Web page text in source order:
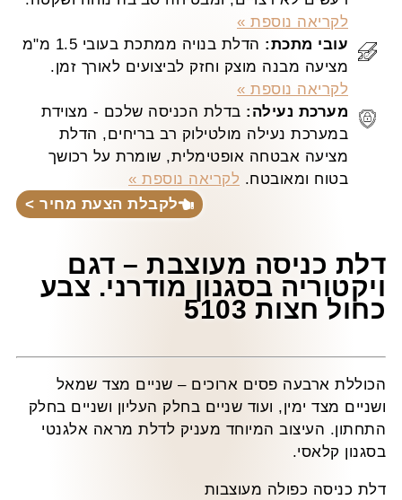
לקריאה נוספת »
עובי מתכת:
הדלת בנויה ממתכת בעובי 1.5 מ"מ
מציעה מבנה מוצק וחזק לביצועים לאורך זמן.
לקריאה נוספת »
מערכת נעילה:בדלת הכניסה שלכם - מצוידת
במערכת נעילה מולטילוק רב בריחים, הדלת
מציעה אבטחה אופטימלית, שומרת על רכושך
בטוח ומאובטח.לקריאה נוספת »
לקבלת הצעת מחיר >
כניסה מעוצבת – דגם
בסגנון מודרני. צבע
חצות 5103
ארבעה פסים ארוכים – שניים מצד שמאל
מצד ימין, ועוד שניים בחלק העליון ושניים בחלק
העיצוב המיוחד מעניק לדלת מראה אלגנטי
קלאסי.
כניסה כפולה מעוצבות